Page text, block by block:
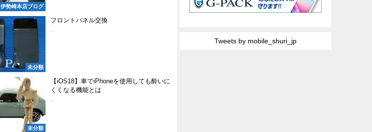
伊勢崎本店ブログ
未分類
フロントパネル交換
未分類
【iOS18】車でiPhoneを使用しても酔いに
くくなる機能とは
Tweets by mobile_shuri_jp